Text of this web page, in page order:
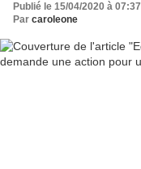
Publié le 15/04/2020 à 07:37
Par caroleone